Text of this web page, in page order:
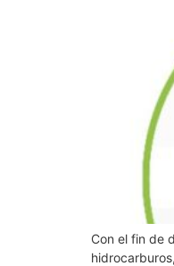
Con el fin de